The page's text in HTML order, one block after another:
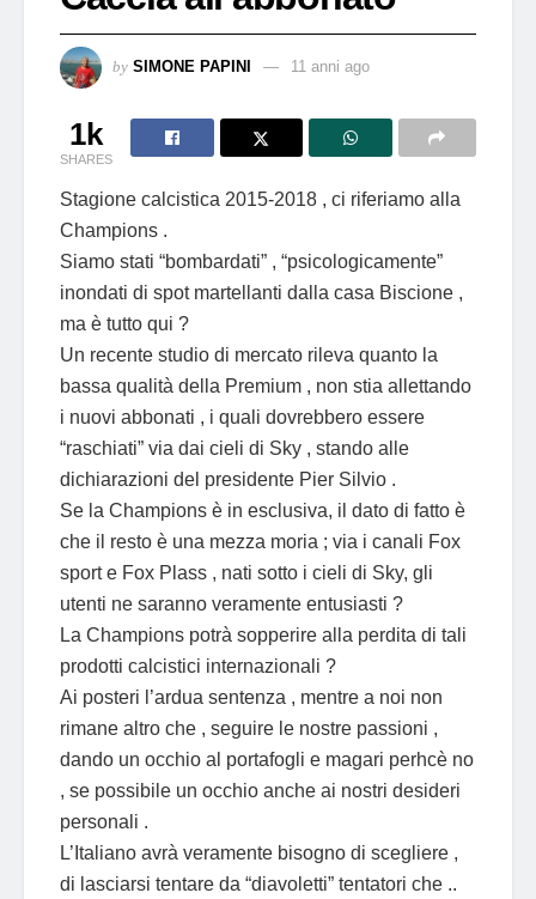
by SIMONE PAPINI 11 anni ago
1k
SHARES
Stagione calcistica 2015-2018 , ci riferiamo alla
Champions .
Siamo stati “bombardati” , “psicologicamente”
inondati di spot martellanti dalla casa Biscione ,
ma è tutto qui ?
Un recente studio di mercato rileva quanto la
bassa qualità della Premium , non stia allettando
i nuovi abbonati , i quali dovrebbero essere
“raschiati” via dai cieli di Sky , stando alle
dichiarazioni del presidente Pier Silvio .
Se la Champions è in esclusiva, il dato di fatto è
che il resto è una mezza moria ; via i canali Fox
sport e Fox Plass , nati sotto i cieli di Sky, gli
utenti ne saranno veramente entusiasti ?
La Champions potrà sopperire alla perdita di tali
prodotti calcistici internazionali ?
Ai posteri l’ardua sentenza , mentre a noi non
rimane altro che , seguire le nostre passioni ,
dando un occhio al portafogli e magari perhcè no
, se possibile un occhio anche ai nostri desideri
personali .
L’Italiano avrà veramente bisogno di scegliere ,
di lasciarsi tentare da “diavoletti” tentatori che ..